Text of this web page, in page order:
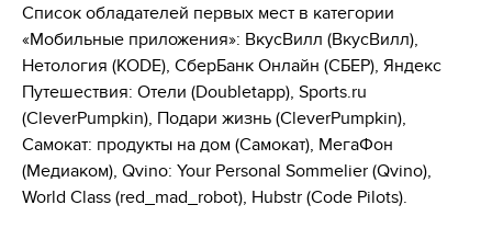
Cписок обладателей первых мест в категории
«Мобильные приложения»: ВкусВилл (ВкусВилл),
Нетология (KODE), СберБанк Онлайн (СБЕР), Яндекс
Путешествия: Отели (Doubletapp), Sports.ru
(CleverPumpkin), Подари жизнь (CleverPumpkin),
Самокат: продукты на дом (Самокат), МегаФон
(Медиаком), Qvino: Your Personal Sommelier (Qvino),
World Class (red_mad_robot), Hubstr (Code Pilots).